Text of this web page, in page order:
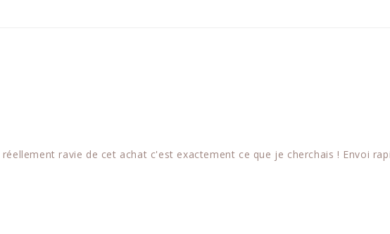
ravie de cet achat c'est exactement ce que je cherchais ! Envoi